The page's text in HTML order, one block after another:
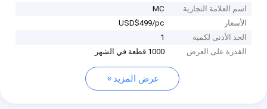
اسم العلامة التجارية
MC
الأسعار
USD$499/pc
الحد الأدنى لكمية
1
القدرة على العرض
1000 قطعة في الشهر
عرض المزيد